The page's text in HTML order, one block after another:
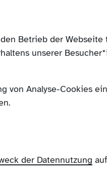
Betrieb der
unserer
von Analyse-Cookies
der Datennutzung